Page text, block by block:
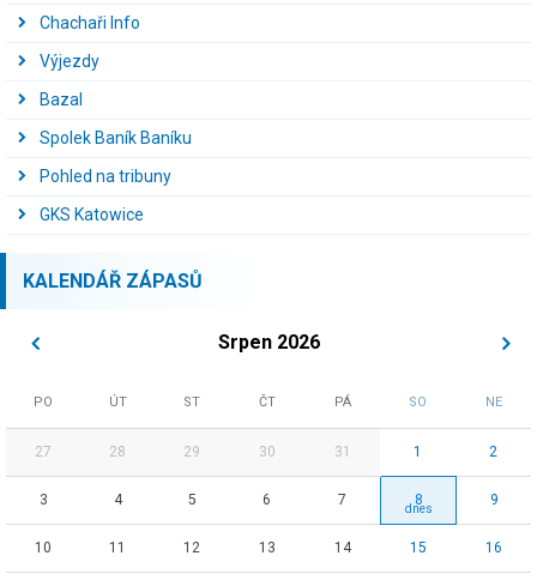
Chachaři Info
Výjezdy
Bazal
Spolek Baník Baníku
Pohled na tribuny
GKS Katowice
KALENDÁŘ ZÁPASŮ
Srpen 2026
PO ÚT ST ČT PÁ SO NE
27 28 29 30 31 1 2
3 4 5 6 7 8 9
10 11 12 13 14 15 16